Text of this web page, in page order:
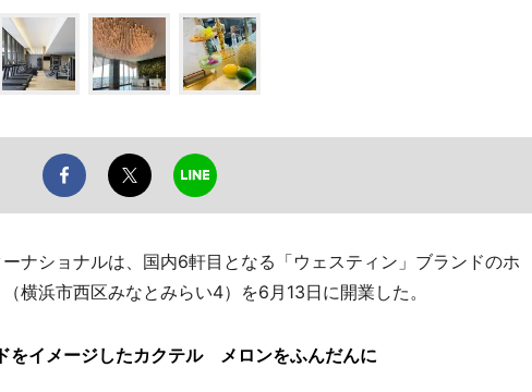
ナショナルは、国内6軒目となる「ウェスティン」ブランドのホ
横浜市西区みなとみらい4）を6月13日に開業した。
をイメージしたカクテル メロンをふんだんに